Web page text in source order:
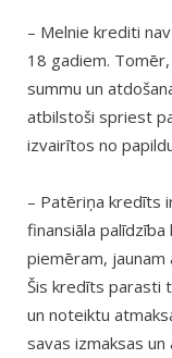
– Melnie krediti
18 gadiem.
summu un
atbilstoši spriest
izvairītos no
– Patēriņa kredīts
finansiāla
piemēram,
Šis kredīts parasti
un noteiktu
savas izmaksas